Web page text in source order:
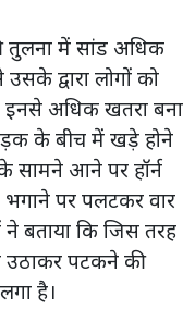
तुलना में सांड अधिक
द्वारा लोगों को
अधिक खतरा बना
के बीच में खड़े होने
सामने आने पर हॉर्न
पर पलटकर वार
ने बताया कि जिस तरह
उठाकर पटकने की
है।